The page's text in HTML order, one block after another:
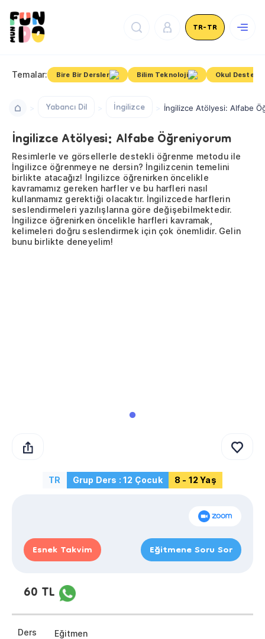
TR-TR
Temalar: Bire Bir Dersler Bilim Teknoloji Okul Destek
Yabancı Dil İngilizce İngilizce Atölyesi: Alfabe
İngilizce Atölyesi: Alfabe Öğreniyorum
Resimlerle ve görsellerle destekli öğrenme metodu ile
İngilizce öğrenmeye ne dersin? İngilizcenin temelini
birlikte atacağız! İngilizce öğrenirken öncelikle
kavramamız gereken harfler ve bu harfleri nasıl
kullanmamız gerektiği olacaktır. İngilizcede harflerin
seslendirmeleri yazılışlarına göre değişebilmektedir.
İngilizce öğrenirken öncelikle harfleri kavramak,
kelimeleri doğru seslendirmek için çok önemlidir. Gelin
bunu birlikte deneyelim!
TR Grup Ders : 12 Çocuk 8 - 12 Yaş
Esnek Takvim Eğitmene Soru Sor
60 TL
Ders Eğitmen